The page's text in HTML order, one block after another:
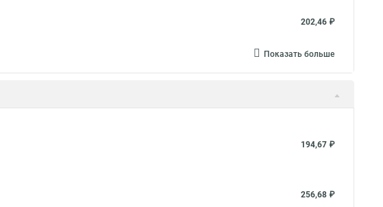
202,46 ₽
Показать больше
194,67 ₽
256,68 ₽